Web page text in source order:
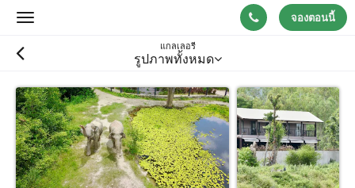
Toggle
จองตอนนี้
แกลเลอรี
รูปภาพทั้งหมด